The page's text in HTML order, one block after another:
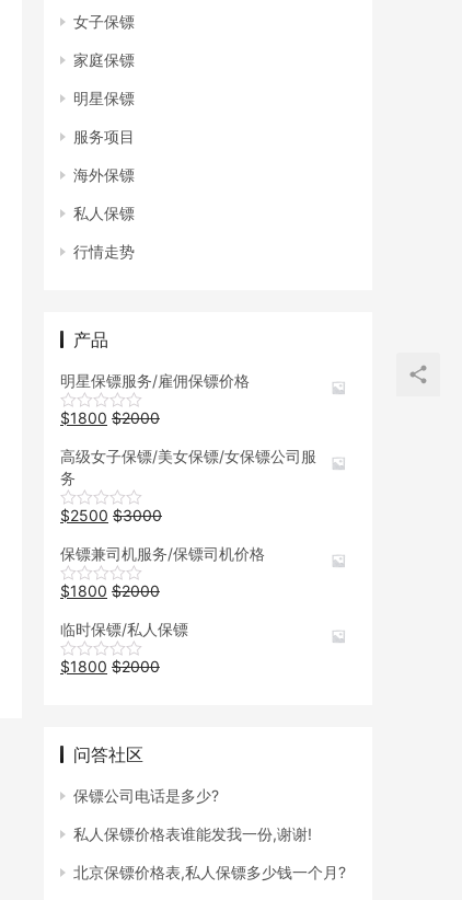
女子保镖
家庭保镖
明星保镖
服务项目
海外保镖
私人保镖
行情走势
产品
明星保镖服务/雇佣保镖价格
$1800 $2000
高级女子保镖/美女保镖/女保镖公司服
务
$2500 $3000
保镖兼司机服务/保镖司机价格
$1800 $2000
临时保镖/私人保镖
$1800 $2000
问答社区
保镖公司电话是多少?
私人保镖价格表谁能发我一份,谢谢!
北京保镖价格表,私人保镖多少钱一个月?